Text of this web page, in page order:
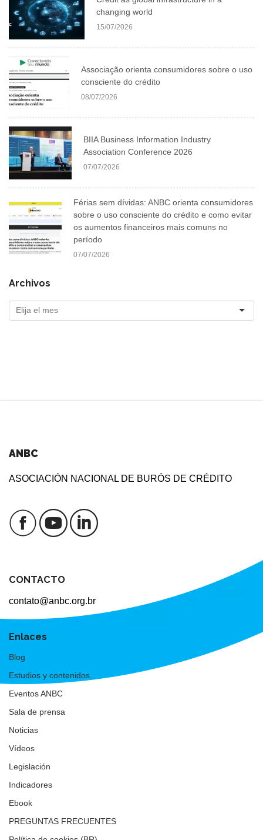
changing world
15/07/2026
Associação orienta consumidores sobre o uso
consciente do crédito
08/07/2026
BIIA Business Information Industry
Association Conference 2026
07/07/2026
Férias sem dívidas: ANBC orienta consumidores
sobre o uso consciente do crédito e como evitar
os aumentos financeiros mais comuns no
período
07/07/2026
Archivos
ANBC
ASOCIACIÓN NACIONAL DE BURÓS DE CRÉDITO
CONTACTO
contato@anbc.org.br
Enlaces
Blog
Estudios y contenidos
Eventos ANBC
Sala de prensa
Noticias
Vídeos
Legislación
Indicadores
Ebook
PREGUNTAS FRECUENTES